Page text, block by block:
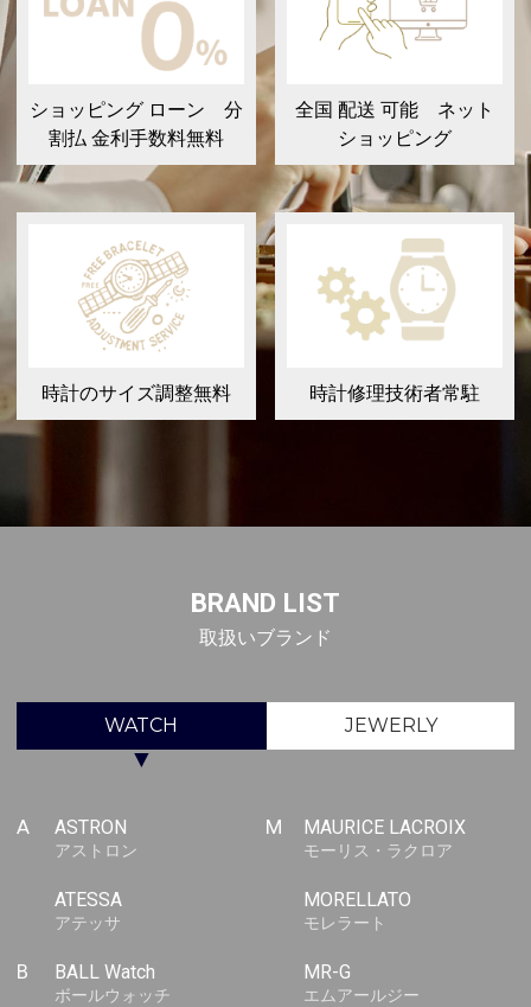
ショッピング ローン 分
割払 金利手数料無料
全国 配送 可能 ネット
ショッピング
時計のサイズ調整無料 時計修理技術者常駐
BRAND LIST
取扱いブランド
WATCH JEWERLY
▼
A ASTRON
アストロン
ATESSA
アテッサ
B BALL Watch
ボールウォッチ
M MAURICE LACROIX
モーリス・ラクロア
MORELLATO
モレラート
MR-G
エムアールジー